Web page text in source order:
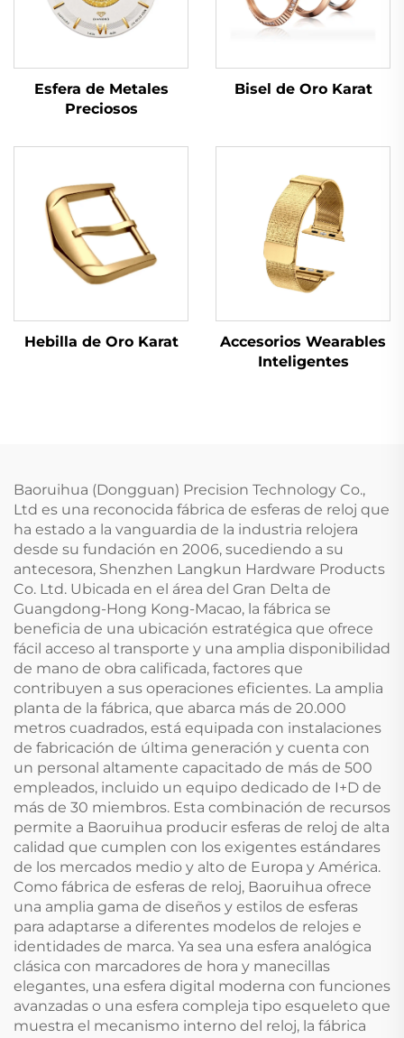
Esfera de Metales
Preciosos
Bisel de Oro Karat
Hebilla de Oro Karat
Accesorios Wearables
Inteligentes
Baoruihua (Dongguan) Precision Technology Co.,
Ltd es una reconocida fábrica de esferas de reloj que
ha estado a la vanguardia de la industria relojera
desde su fundación en 2006, sucediendo a su
antecesora, Shenzhen Langkun Hardware Products
Co. Ltd. Ubicada en el área del Gran Delta de
Guangdong-Hong Kong-Macao, la fábrica se
beneficia de una ubicación estratégica que ofrece
fácil acceso al transporte y una amplia disponibilidad
de mano de obra calificada, factores que
contribuyen a sus operaciones eficientes. La amplia
planta de la fábrica, que abarca más de 20.000
metros cuadrados, está equipada con instalaciones
de fabricación de última generación y cuenta con
un personal altamente capacitado de más de 500
empleados, incluido un equipo dedicado de I+D de
más de 30 miembros. Esta combinación de recursos
permite a Baoruihua producir esferas de reloj de alta
calidad que cumplen con los exigentes estándares
de los mercados medio y alto de Europa y América.
Como fábrica de esferas de reloj, Baoruihua ofrece
una amplia gama de diseños y estilos de esferas
para adaptarse a diferentes modelos de relojes e
identidades de marca. Ya sea una esfera analógica
clásica con marcadores de hora y manecillas
elegantes, una esfera digital moderna con funciones
avanzadas o una esfera compleja tipo esqueleto que
muestra el mecanismo interno del reloj, la fábrica